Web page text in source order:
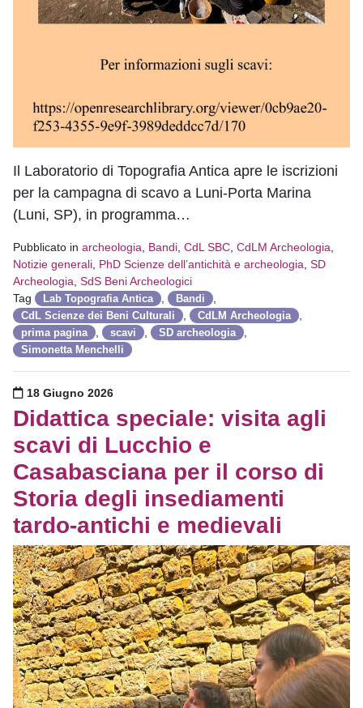
Il Laboratorio di Topografia Antica apre le iscrizioni
per la campagna di scavo a Luni-Porta Marina
(Luni, SP), in programma…
Pubblicato in archeologia Bandi CdL SBC CdLM Archeologia
Notizie generali PhD Scienze dell’antichità e archeologia SD
Archeologia SdS Beni Archeologici
Tag
Lab Topografia Antica Bandi
CdL Scienze dei Beni Culturali CdLM Archeologia
prima pagina scavi SD archeologia
Simonetta Menchelli
Pubblicato il
18 Giugno 2026
Didattica speciale: visita agli
scavi di Lucchio e
Casabasciana per il corso di
Storia degli insediamenti
tardo-antichi e medievali